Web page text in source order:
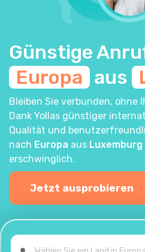
Günstige
Europa aus
Bleiben Sie verbunden, ohne
Dank Yollas günstiger
Qualität und
nach Europa aus Luxemburg
erschwinglich.
Jetzt ausprobieren